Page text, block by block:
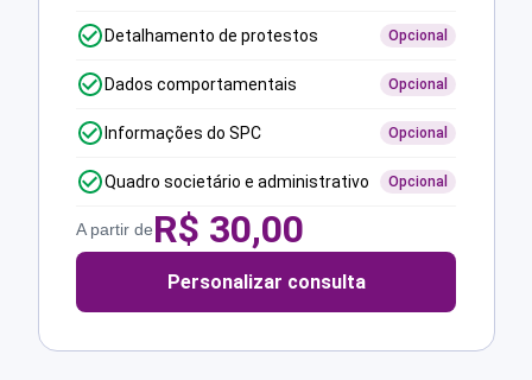
Detalhamento de protestos Opcional
Dados comportamentais Opcional
Informações do SPC Opcional
Quadro societário e administrativo Opcional
A partir deR$ 30,00
Personalizar consulta